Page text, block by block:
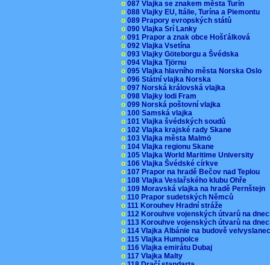
o 087 Vlajka se znakem města Turín
o 088 Vlajky EU, Itálie, Turína a Piemontu
o 089 Prapory evropských států
o 090 Vlajka Srí Lanky
o 091 Prapor a znak obce Hošťálková
o 092 Vlajka Vsetína
o 093 Vlajky Göteborgu a Švédska
o 094 Vlajka Tjörnu
o 095 Vlajka hlavního města Norska Oslo
o 096 Státní vlajka Norska
o 097 Norská královská vlajka
o 098 Vlajky lodi Fram
o 099 Norská poštovní vlajka
o 100 Samská vlajka
o 101 Vlajka švédských soudů
o 102 Vlajka krajské rady Skane
o 103 Vlajka města Malmö
o 104 Vlajka regionu Skane
o 105 Vlajka World Maritime University
o 106 Vlajka Švédské církve
o 107 Prapor na hradě Bečov nad Teplou
o 108 Vlajka Veslařského klubu Ohře
o 109 Moravská vlajka na hradě Pernštejn
o 110 Prapor sudetských Němců
o 111 Korouhev Hradní stráže
o 112 Korouhve vojenských útvarů na
o 113 Korouhve vojenských útvarů na
o 114 Vlajka Albánie na budově
o 115 Vlajka Humpolce
o 116 Vlajka emirátu Dubaj
o 117 Vlajka Malty